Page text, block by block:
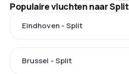
Populaire vluchten naar Split
Eindhoven - Split
Brussel - Split